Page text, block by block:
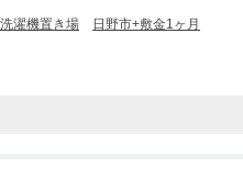
濯機置き場 日野市+敷金1ヶ月